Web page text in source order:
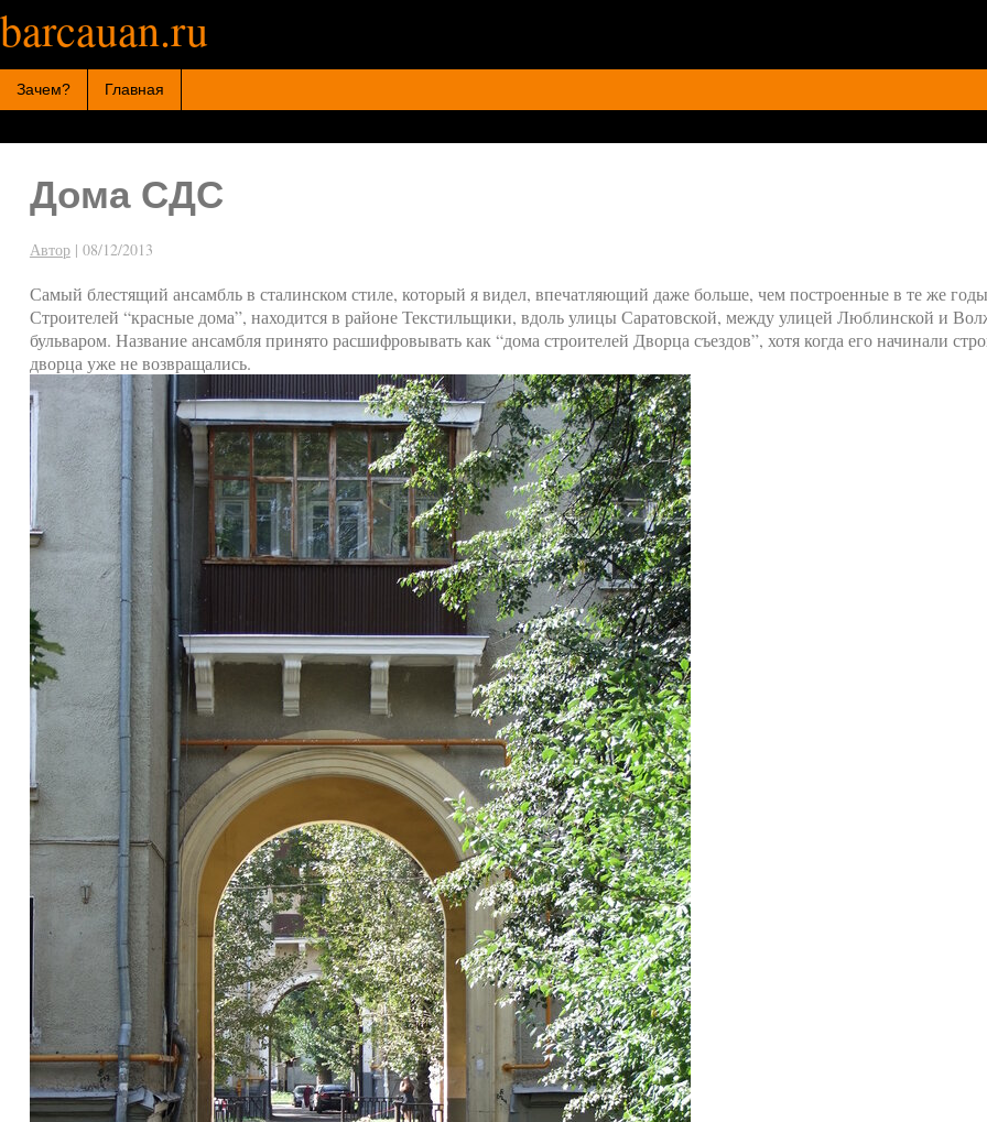
barcauan.ru
Искать:
Зачем? Главная
Дома СДС
Автор | 08/12/2013
Самый блестящий ансамбль в сталинском стиле, который я видел, впечатляющий даже больше, чем построенные в те же
Строителей “красные дома”, находится в районе Текстильщики, вдоль улицы Саратовской, между улицей Люблинской и
бульваром. Название ансамбля принято расшифровывать как “дома строителей Дворца съездов”, хотя когда его начинали
дворца уже не возвращались.